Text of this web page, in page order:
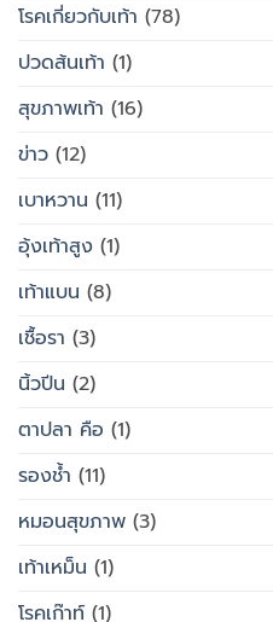
โรคเกี่ยวกับเท้า (78)
ปวดส้นเท้า (1)
สุขภาพเท้า (16)
ข่าว (12)
เบาหวาน (11)
อุ้งเท้าสูง (1)
เท้าแบน (8)
เชื้อรา (3)
นิ้วปีน (2)
ตาปลา คือ (1)
รองช้ำ (11)
หมอนสุขภาพ (3)
เท้าเหม็น (1)
โรคเก๊าท์ (1)